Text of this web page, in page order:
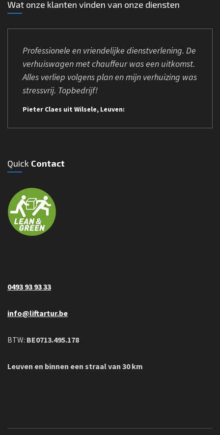
Wat onze klanten vinden van onze diensten
Professionele en vriendelijke dienstverlening. De
verhuiswagen met chauffeur was een uitkomst.
Alles verliep volgens plan en mijn verhuizing was
stressvrij. Topbedrijf!
Pieter Claes uit Wilsele, Leuven:
Quick Contact
0493 93 93 33
info@liftartur.be
BTW: BE0713.495.178
Leuven en binnen een straal van 30 km